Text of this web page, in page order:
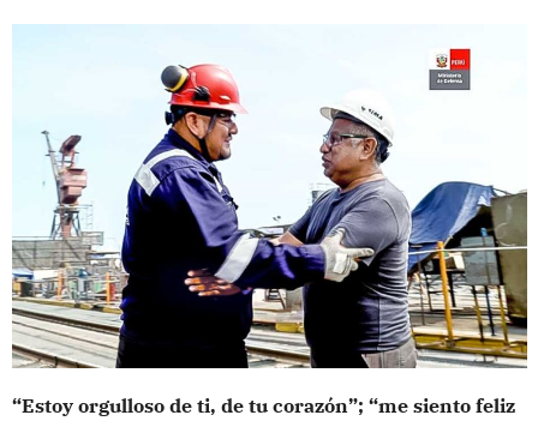
“Estoy orgulloso de ti, de tu corazón”; “me siento feliz